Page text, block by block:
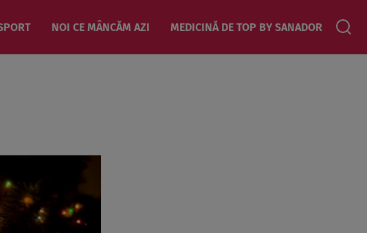
NOI CE MÂNCĂM AZI MEDICINĂ DE TOP BY SANADOR